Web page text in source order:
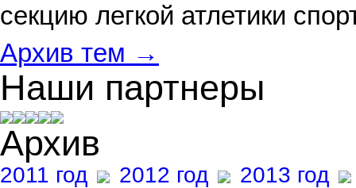
секцию легкой атлетики
Архив тем →
Наши партнеры
Архив
2011 год 2012 год
2013 год